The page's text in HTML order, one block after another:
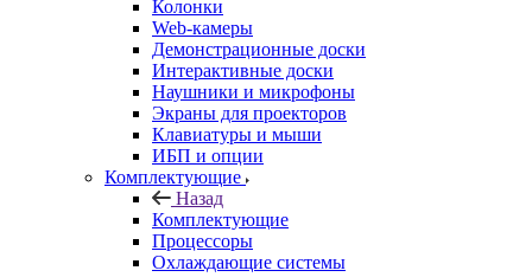
Колонки
Web-камеры
Демонстрационные доски
Интерактивные доски
Наушники и микрофоны
Экраны для проекторов
Клавиатуры и мыши
ИБП и опции
Комплектующие
Назад
Комплектующие
Процессоры
Охлаждающие системы